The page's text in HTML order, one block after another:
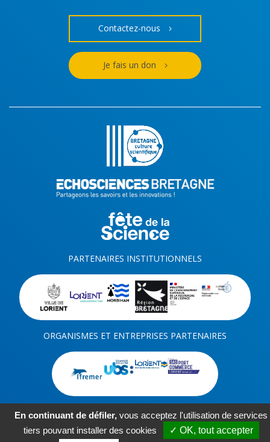
Contactez-nous
Je fais un don
PARTENAIRES INSTITUTIONNELS
ORGANISMES ET ENTREPRISES PARTENAIRES
En continuant de défiler, vous acceptez l'utilisation de services
tiers pouvant installer des cookies
✓ OK, tout accepter